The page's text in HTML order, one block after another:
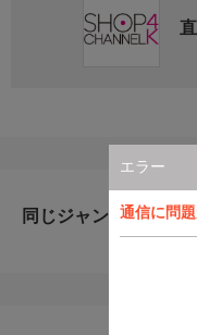
エラー
通信に問
同じジャンルのおす